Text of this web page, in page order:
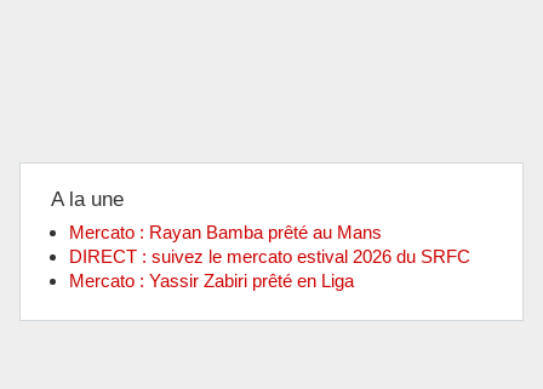
A la une
Mercato : Rayan Bamba prêté au Mans
DIRECT : suivez le mercato estival 2026 du SRFC
Mercato : Yassir Zabiri prêté en Liga